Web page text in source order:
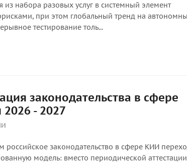
из набора разовых услуг в системный элемент
при этом глобальный тренд на
тестирование толь...
законодательства в сфере
- 2027
российское законодательство в сфере КИИ
модель: вместо периодической